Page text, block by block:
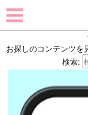
お探しのコンテンツを
検索: